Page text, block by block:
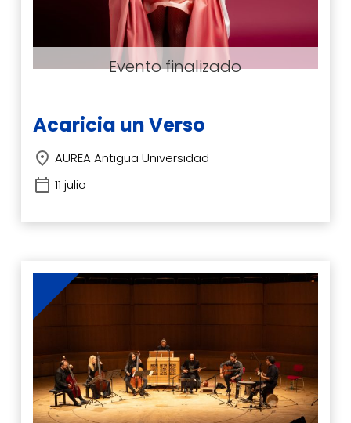
Acaricia un Verso
AUREA Antigua Universidad
11 julio